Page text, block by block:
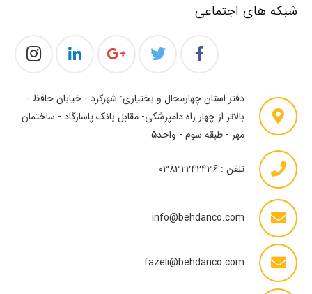
شبکه های اجتماعی
دفتر استان چهارمحال و بختیاری: شهرکرد - خیابان حافظ -
بالاتر از چهار راه دامپزشکی- مقابل بانک پاسارگاد - ساختمان
مهر - طبقه سوم - واحد5
تلفن : 03832242436
info@behdanco.com
fazeli@behdanco.com